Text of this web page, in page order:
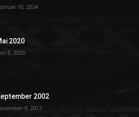
10, 2024
2020
6, 2020
2002
9, 2017